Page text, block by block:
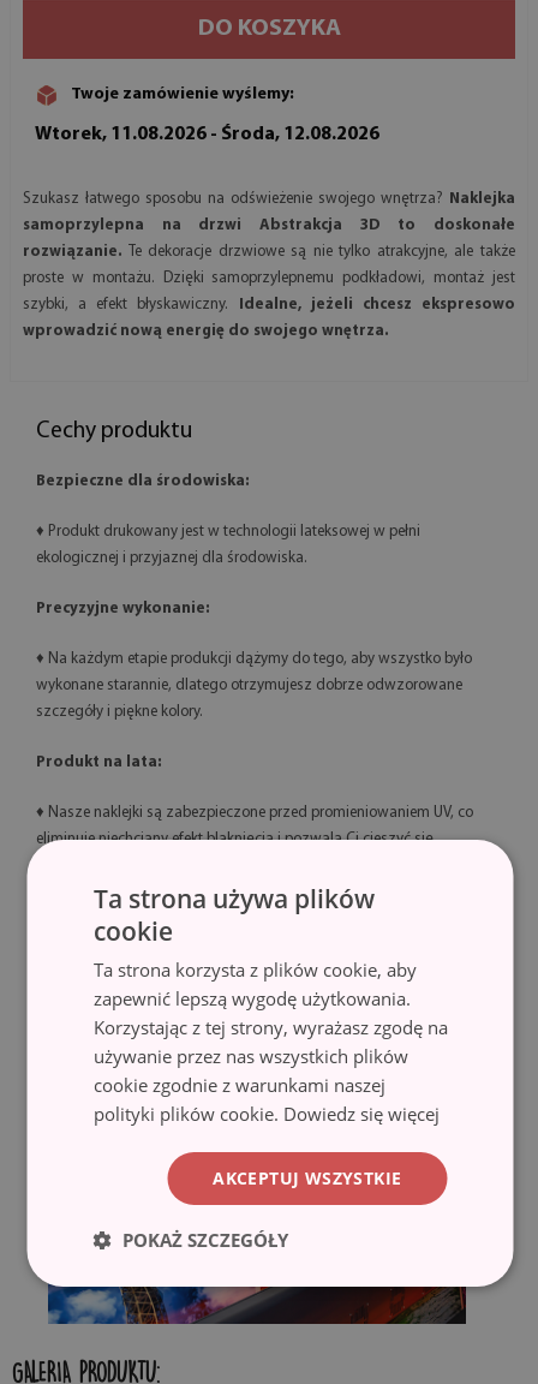
DO KOSZYKA
Twoje zamówienie wyślemy:
Wtorek, 11.08.2026 - Środa, 12.08.2026
Szukasz łatwego sposobu na odświeżenie swojego wnętrza?
Naklejka
samoprzylepna na drzwi Abstrakcja 3D to doskonałe
rozwiązanie. Te dekoracje drzwiowe są nie tylko atrakcyjne, ale także
proste w montażu. Dzięki samoprzylepnemu podkładowi, montaż jest
szybki, a efekt błyskawiczny.
Idealne, jeżeli chcesz ekspresowo
wprowadzić nową energię do swojego wnętrza.
Cechy produktu
Bezpieczne dla środowiska:
♦ Produkt drukowany jest w technologii lateksowej w pełni
ekologicznej i przyjaznej dla środowiska.
Precyzyjne wykonanie:
♦ Na każdym etapie produkcji dążymy do tego, aby wszystko było
wykonane starannie, dlatego otrzymujesz dobrze odwzorowane
szczegóły i piękne kolory.
Produkt na lata:
♦ Nasze naklejki są zabezpieczone przed promieniowaniem UV, co
eliminuje niechciany efekt blaknięcia i pozwala Ci cieszyć się
♦ Technologia lateksowa HP Latex zapewnia wydruki o znakomitej
jakości i wysokiej odporności na ścieranie bez potrzeby
laminowania.
GALERIA PRODUKTU:
Ta strona używa plików
cookie
Ta strona korzysta z plików cookie, aby
zapewnić lepszą wygodę użytkowania.
Korzystając z tej strony, wyrażasz zgodę na
używanie przez nas wszystkich plików
cookie zgodnie z warunkami naszej
polityki plików cookie. Dowiedz się więcej
AKCEPTUJ WSZYSTKIE
POKAŻ SZCZEGÓŁY